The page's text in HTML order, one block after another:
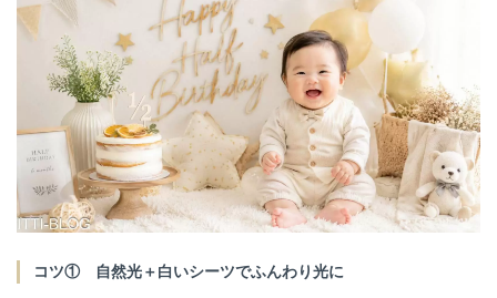
コツ① 自然光＋白いシーツでふんわり光に